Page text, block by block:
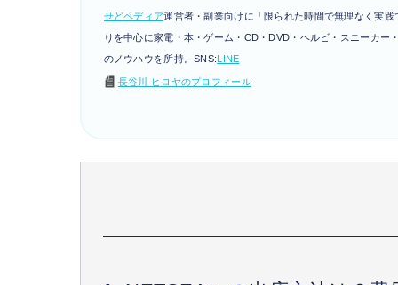
せどペディア運営者・副業向けに「限られた時間で無理なく実
りを中心に家電・本・ゲーム・CD・DVD・ヘルビ・スニーカー
のノウハウを所持。SNS:LINE
長谷川 ヒロヤのプロフィール